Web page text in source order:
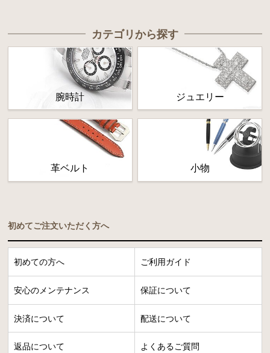
カテゴリから探す
腕時計 ジュエリー
革ベルト 小物
初めてご注文いただく方へ
初めての方へ ご利用ガイド
安心のメンテナンス 保証について
決済について 配送について
返品について よくあるご質問